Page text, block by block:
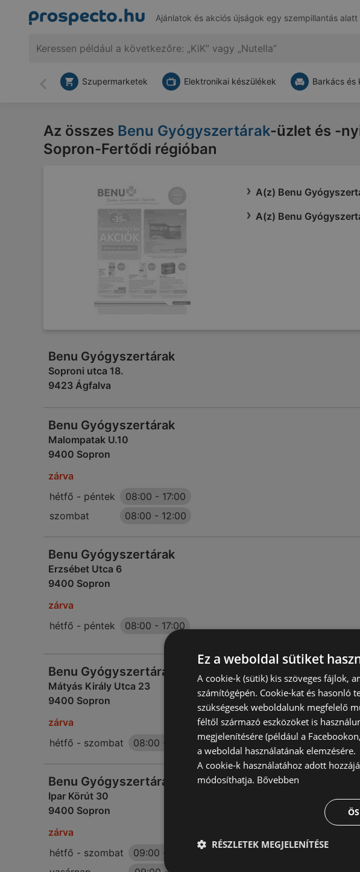
Ajánlatok és akciós újságok egy szempillantás alatt
Vissza
Szupermarketek Elektronikai készülékek Barkács és
Az összes Benu Gyógyszertárak-üzlet és -
Sopron-Fertődi régióban
A(z) Benu
A(z) Benu
Benu Gyógyszertárak
Soproni utca 18.
9423 Ágfalva
Benu Gyógyszertárak
Malompatak U.10
9400 Sopron
zárva
hétfő - péntek
08:00 - 17:00
szombat
08:00 - 12:00
Benu Gyógyszertárak
Erzsébet Utca 6
9400 Sopron
zárva
hétfő - péntek
08:00 - 17:00
Benu Gyógyszertárak
Mátyás Király Utca 23
9400 Sopron
zárva
hétfő - szombat
08:00 -
Benu Gyógyszertárak
Ipar Körút 30
9400 Sopron
zárva
hétfő - szombat
09:00 -
Ez a weboldal sütiket
A cookie-k (sütik) kis szöveges fájlok,
számítógépén. Cookie-kat és hasonló
szükségesek weboldalunk megfelelő
féltől származó eszközöket is
megjelenítésére (például a
a weboldal használatának elemzésére.
A cookie-k használatához adott
módosíthatja. Bővebben
RÉSZLETEK MEGJELENÍTÉSE